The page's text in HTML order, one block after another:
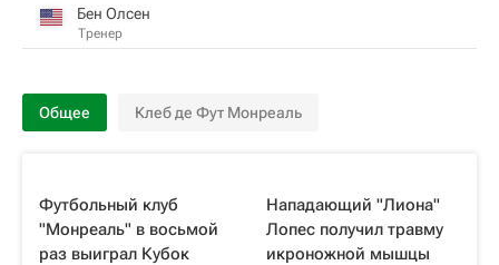
Бен Олсен
Тренер
Общее Клеб де Фут Монреаль
Футбольный клуб
"Монреаль" в восьмой
раз выиграл Кубок
Нападающий "Лиона"
Лопес получил травму
икроножной мышцы